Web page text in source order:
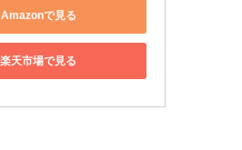
Amazonで見る
楽天市場で見る